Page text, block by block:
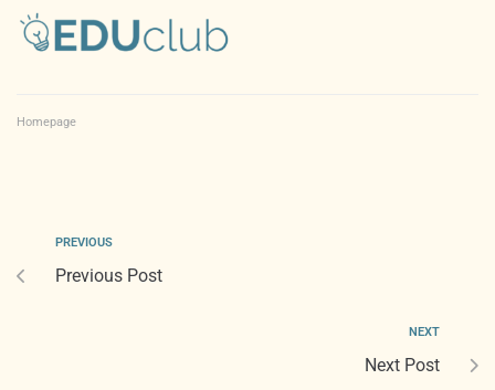
Homepage
PREVIOUS
Previous Post
NEXT
Next Post